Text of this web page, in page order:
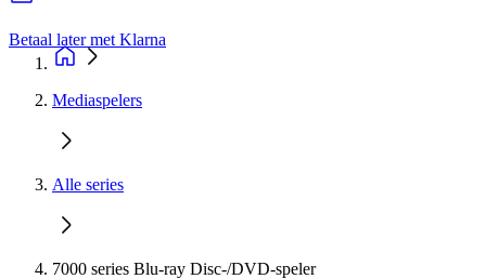
Betaal later met Klarna
Mediaspelers
Alle series
7000 series Blu-ray Disc-/DVD-speler